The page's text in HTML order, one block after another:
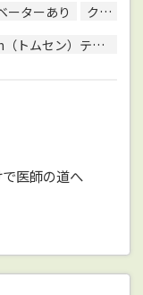
ーターあり
クレジットカード対応
ムセン）テスト
医師の道へ